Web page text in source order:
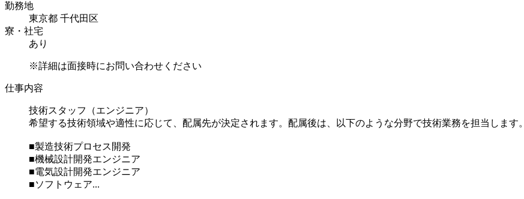
勤務地
東京都 千代田区
寮・社宅
あり
※詳細は面接時にお問い合わせください
仕事内容
技術スタッフ（エンジニア）
希望する技術領域や適性に応じて、配属先が決定されます。配属後は、以下のような分野で技術業務を担当します。
■製造技術プロセス開発
■機械設計開発エンジニア
■電気設計開発エンジニア
■ソフトウェア...